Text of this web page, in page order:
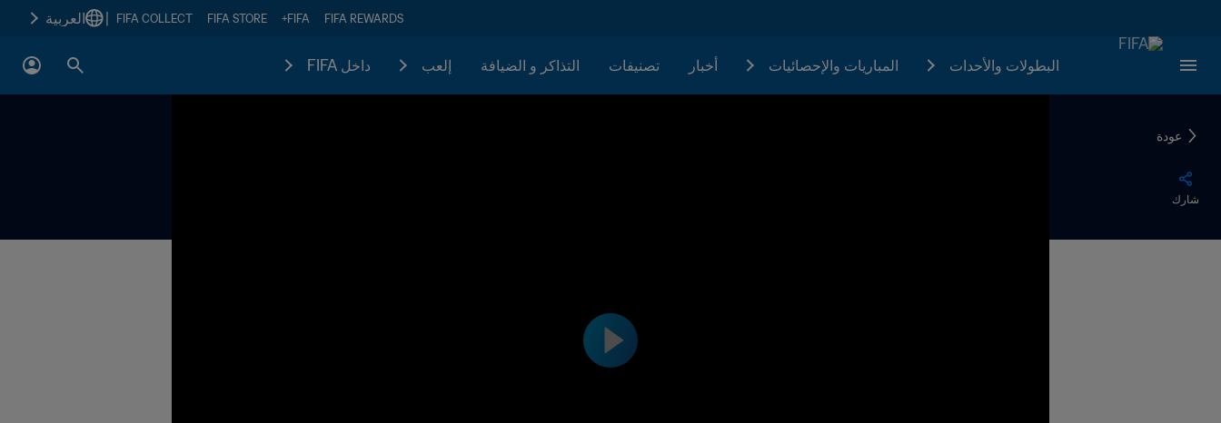
FIFA REWARDS
FIFA+
FIFA STORE
FIFA COLLECT العربية
البطولات والأحدات المباريات والإحصائيات أخبار تصنيفات التذاكر و الضيافة إلعب داخل FIFA
عودة
شارك